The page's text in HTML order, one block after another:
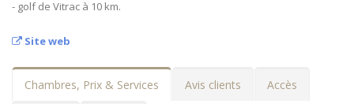
- golf de Vitrac à 10 km.
Site web
Chambres, Prix & Services Avis clients Accès